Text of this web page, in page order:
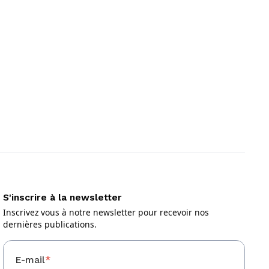
S'inscrire à la newsletter
Inscrivez vous à notre newsletter pour recevoir nos
dernières publications.
E-mail*